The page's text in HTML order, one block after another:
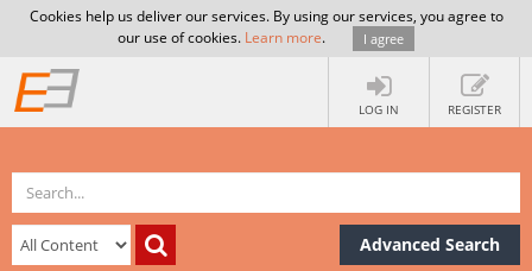
Cookies help us deliver our services. By using our services, you agree to
our use of cookies. Learn more. I agree
LOG IN REGISTER
Advanced Search